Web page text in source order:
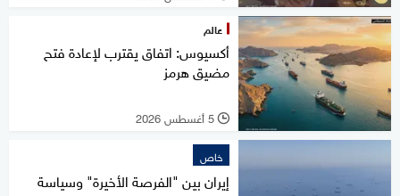
عالم
أكسيوس: اتفاق يقترب لإعادة فتح
مضيق هرمز
l 5 أغسطس 2026
خاص
إيران بين "الفرصة الأخيرة" وسياسة